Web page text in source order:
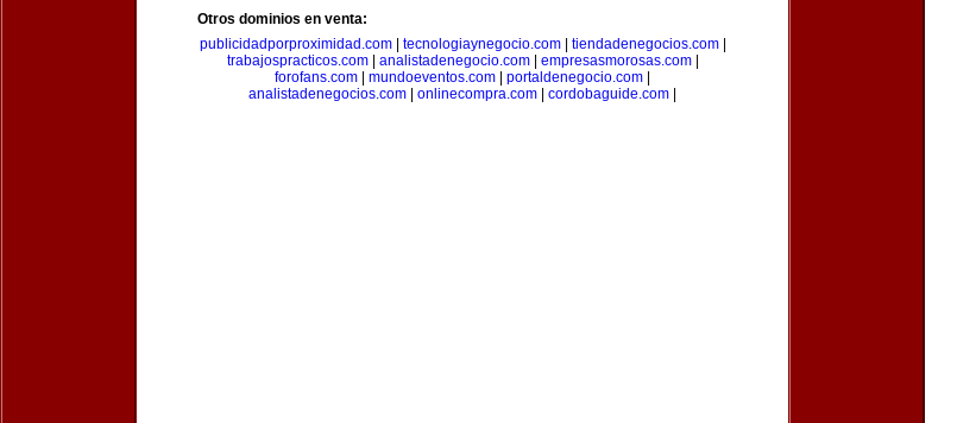
Otros dominios en venta:
publicidadporproximidad.com| tecnologiaynegocio.com| tiendadenegocios.com|
trabajospracticos.com| analistadenegocio.com| empresasmorosas.com|
forofans.com
mundoeventos.com portaldenegocio.com
analistadenegocios.com
onlinecompra.com cordobaguide.com